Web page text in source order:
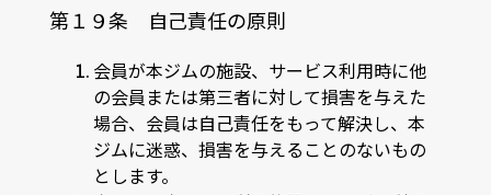
第１９条 自己責任の原則
会員が本ジムの施設、サービス利用時に他
の会員または第三者に対して損害を与えた
場合、会員は自己責任をもって解決し、本
ジムに迷惑、損害を与えることのないもの
とします。